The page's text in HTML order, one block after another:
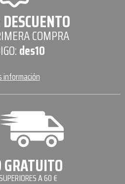
COMPRA
des10
información
A 60 €